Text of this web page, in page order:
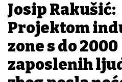
Josip Rakušić:
Projektom
zone s do 2000
zaposlenih